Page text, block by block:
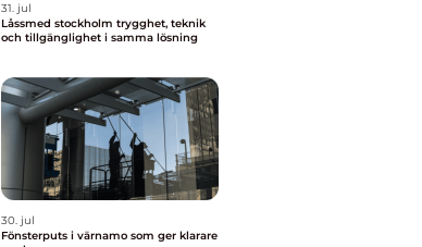
31. jul
Låssmed stockholm trygghet, teknik
och tillgänglighet i samma lösning
30. jul
Fönsterputs i värnamo som ger klarare